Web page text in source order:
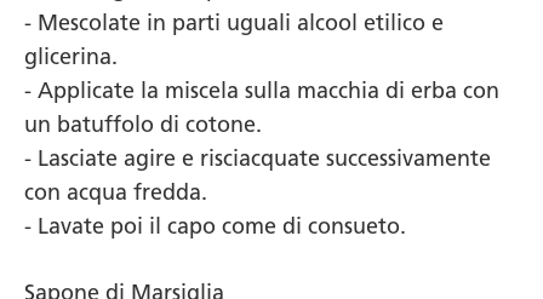
- Mescolate in parti uguali alcool etilico e
glicerina.
- Applicate la miscela sulla macchia di erba con
un batuffolo di cotone.
- Lasciate agire e risciacquate successivamente
con acqua fredda.
- Lavate poi il capo come di consueto.